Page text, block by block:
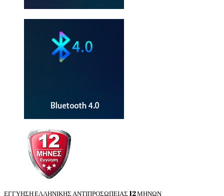
ΕΓΓΥΗΣΗ ΕΛΛΗΝΙΚΗΣ ΑΝΤΙΠΡΟΣΩΠΕΙΑΣ 12 ΜΗΝΩΝ